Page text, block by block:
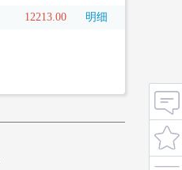
12213.00 明细